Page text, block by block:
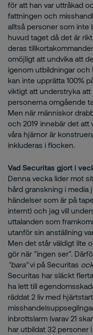
för att han var uttråkad
fattningen och
alltså personer som inte
huvud taget då det är
deras
omöjligt att undvika att
igenom utbildningar och
kan inte upprätta 100%
viktigt att understryka
personerna omgående
Men när människor
och 2019 innebär det att
våra hjärnor är
inkluderas i flocken.
Vad Securitas gjort i
Denna vecka lider mot
hård granskning i media
händelser som är på
internt) och jag vill
uttalanden som
utanför sin anställning
Men det står väldigt lite
gör när ”ingen ser”.
”bara”vi på Securitas
Securitas har släckt
ha lett till
räddat 2 liv med
inbrottslarm (varav 21
har utbildat 32 personer